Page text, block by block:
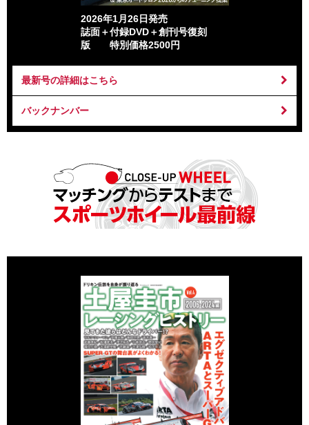
2026年1月26日発売
誌面＋付録DVD＋創刊号復刻
版 特別価格2500円
最新号の詳細はこちら
バックナンバー